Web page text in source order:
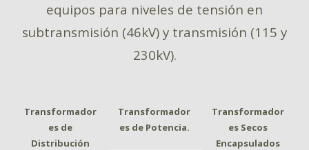
equipos para niveles de tensión en
subtransmisión (46kV) y transmisión (115 y
230kV).
Transformador
es de
Distribución
Transformador
es de Potencia.
Transformador
es Secos
Encapsulados